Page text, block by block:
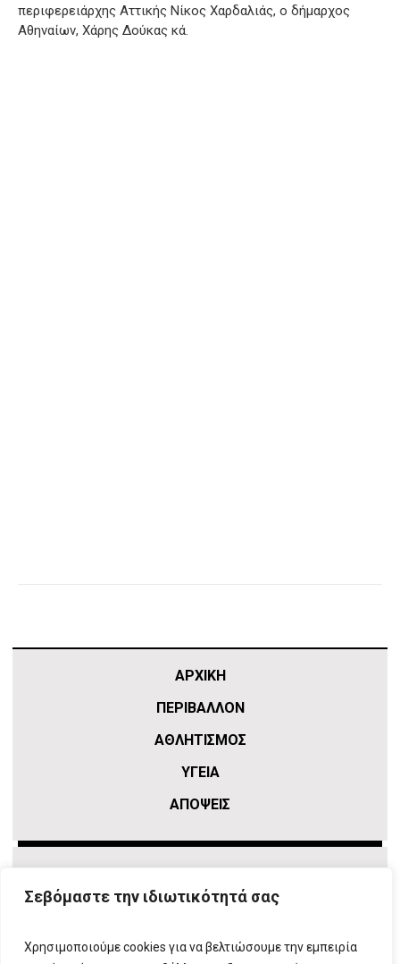
Σεβόμαστε την ιδιωτικότητά σας
Χρησιμοποιούμε cookies για να βελτιώσουμε την εμπειρία
περιφερειάρχης Αττικής Νίκος Χαρδαλιάς, ο δήμαρχος
Αθηναίων, Χάρης Δούκας κά.
ΑΡΧΙΚΗ
ΠΕΡΙΒΑΛΛΟΝ
ΑΘΛΗΤΙΣΜΌΣ
ΥΓΕΙΑ
ΑΠΟΨΕΙΣ